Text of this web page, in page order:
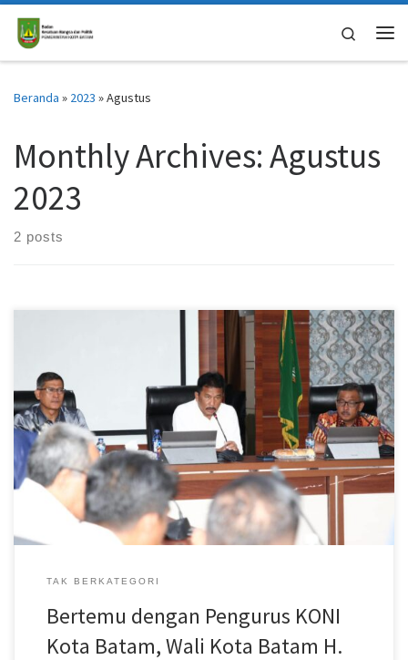
Skip to content
Search
Beranda » 2023 »Agustus
Monthly Archives:Agustus
2023
2 posts
Wali Kota Batam, Muhammad Rudi bertemu dan silaturahmi
langsung dengan pengurus Komite Olahraga Nasional Indonesia
(KONI) Kota Batam di Lantai IV Kantor Wali Kota Batam, Kamis
(24/8/2023). Disampaikan Rudi, atas nama Pemko Batam maupun
pribadi pihaknya turut berduka cita atas meninggalnya Ketua KONI
Kota Batam, Iskandar Alamsyah. Rudi mengaku sangat kehilangan
[…]
TAK BERKATEGORI
Bertemu dengan Pengurus KONI
Kota Batam, Wali Kota Batam H.